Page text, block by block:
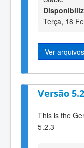
Terça, 18
Ver arquivos
Versão
This is the
5.2.3